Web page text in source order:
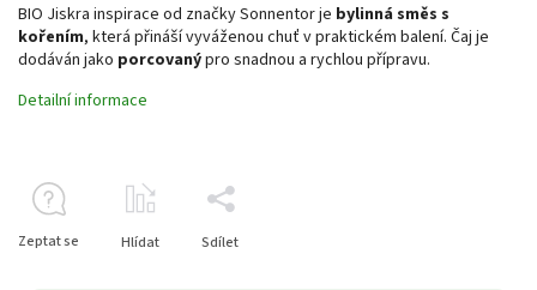
BIO Jiskra inspirace od značky Sonnentor je bylinná směs s
kořením, která přináší vyváženou chuť v praktickém balení. Čaj je
dodáván jako porcovanýpro snadnou a rychlou přípravu.
Detailní informace
Zeptat se Hlídat Sdílet